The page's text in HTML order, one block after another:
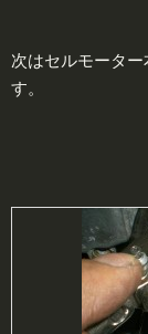
次はセルモータ
す。